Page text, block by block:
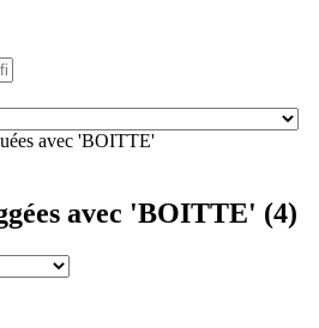
avec 'BOITTE'
avec 'BOITTE' (4)